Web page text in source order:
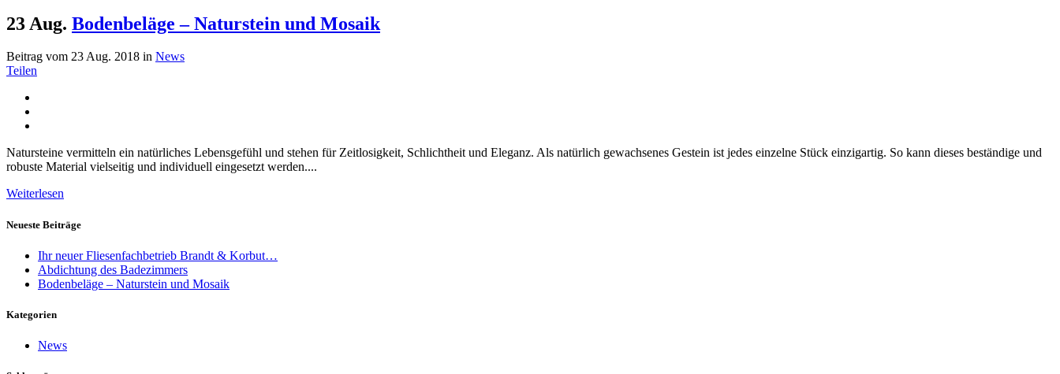
23 Aug. Bodenbeläge – Naturstein und Mosaik
Beitrag vom 23 Aug. 2018 in News
Teilen
Natursteine vermitteln ein natürliches Lebensgefühl und stehen für Zeitlosigkeit, Schlichtheit und Eleganz. Als natürlich gewachsenes Gestein ist jedes einzelne Stück einzigartig. So kann dieses beständige und
robuste Material vielseitig und individuell eingesetzt werden....
Weiterlesen
Neueste Beiträge
Ihr neuer Fliesenfachbetrieb Brandt & Korbut…
Abdichtung des Badezimmers
Bodenbeläge – Naturstein und Mosaik
Kategorien
News